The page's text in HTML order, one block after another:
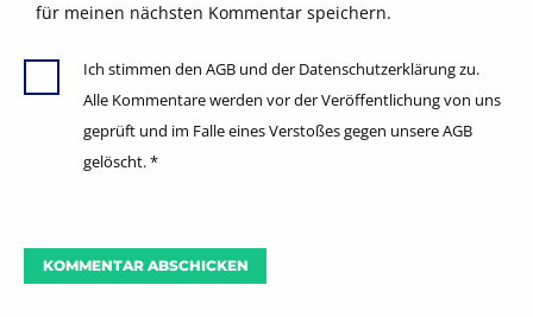
für meinen nächsten Kommentar speichern.
Ich stimmen den AGB und der Datenschutzerklärung zu.
Alle Kommentare werden vor der Veröffentlichung von uns
geprüft und im Falle eines Verstoßes gegen unsere AGB
gelöscht.*